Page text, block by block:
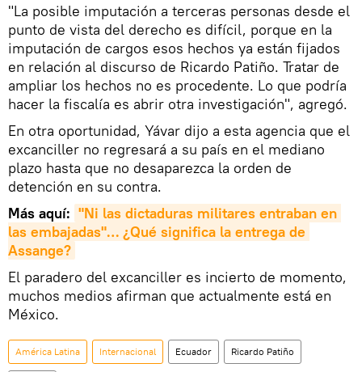
"La posible imputación a terceras personas desde el
punto de vista del derecho es difícil, porque en la
imputación de cargos esos hechos ya están fijados
en relación al discurso de Ricardo Patiño. Tratar de
ampliar los hechos no es procedente. Lo que podría
hacer la fiscalía es abrir otra investigación", agregó.
En otra oportunidad, Yávar dijo a esta agencia que el
excanciller no regresará a su país en el mediano
plazo hasta que no desaparezca la orden de
detención en su contra.
Más aquí: "Ni las dictaduras militares entraban en
las embajadas"… ¿Qué significa la entrega de
Assange?
El paradero del excanciller es incierto de momento,
muchos medios afirman que actualmente está en
México.
América Latina Internacional Ecuador Ricardo Patiño